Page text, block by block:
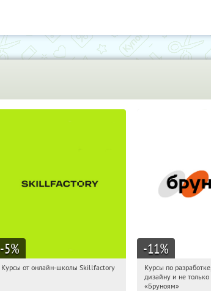
-5%
01:37:38
Получи первым!
Курсы от онлайн-школы Skillfactory
-11%
01:37:38
Россия
Курсы по
дизайну и не
«Бруноям»